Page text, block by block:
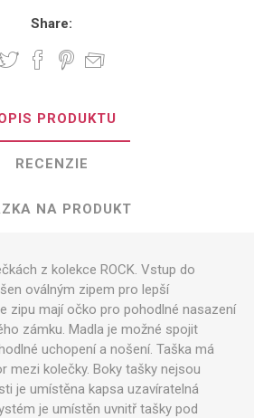
Share:
PRODUKTU
RECENZIE
NA PRODUKT
z kolekce ROCK. Vstup do
oválným zipem pro lepší
zipu mají očko pro pohodlné nasazení
zámku. Madla je možné spojit
uchopení a nošení. Taška má
mezi kolečky. Boky tašky nejsou
je umístěna kapsa uzavíratelná
je umístěn uvnitř tašky pod